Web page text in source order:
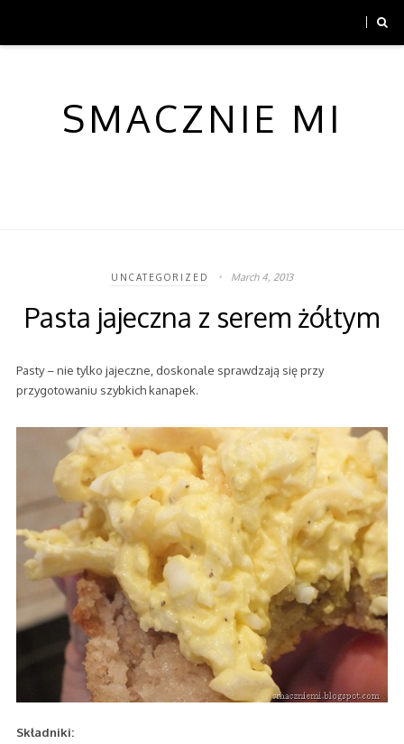
SMACZNIE MI
UNCATEGORIZED March 4, 2013
Pasta jajeczna z serem żółtym
Pasty – nie tylko jajeczne, doskonale sprawdzają się przy
przygotowaniu szybkich kanapek.
Składniki: